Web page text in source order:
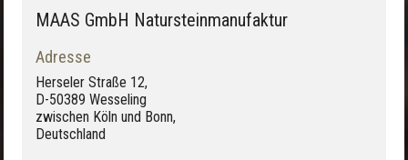
MAAS GmbH Natursteinmanufaktur
Adresse
Herseler Straße 12,
D-50389 Wesseling
zwischen Köln und Bonn,
Deutschland